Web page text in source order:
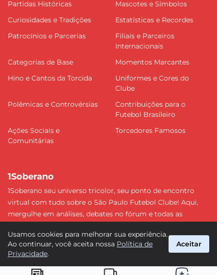
Partidas Históricas
Mascotes e Símbolos
Curiosidades e Tradições
Estatísticas e Recordes
Patrocínios e Parcerias
Filiais e Parceiros
Internacionais
Categorias de Base
Momentos Marcantes
Hino e Cantos da Torcida
Uniformes e Cores do
Clube
Polêmicas e Controvérsias
Contribuições para o
Futebol Brasileiro
Ações Sociais e
Comunitárias
Torcedores Famosos
1Soberano
1Soberano seu universo tricolor, seu ponto de encontro
virtual com tudo sobre o São Paulo Futebol Clube! Aqui,
mergulhe em análises, debates no fórum e todas as
detalhe e faça parte dessa comunidade apaixonada pelo
tricolor paulista. #SPFC #SãoPaulo #1Soberano
Usamos cookies para melhorar sua experiência.
Ao continuar, você aceita nossa Política de
Privacidade.
Aceitar